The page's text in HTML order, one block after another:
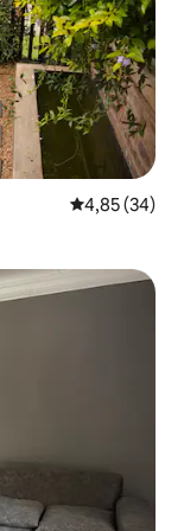
Vlerësimi
4,85 (34)